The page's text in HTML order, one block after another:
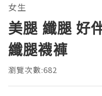
女生
美腿 纖腿 好
纖腿襪褲
瀏覽次數:682